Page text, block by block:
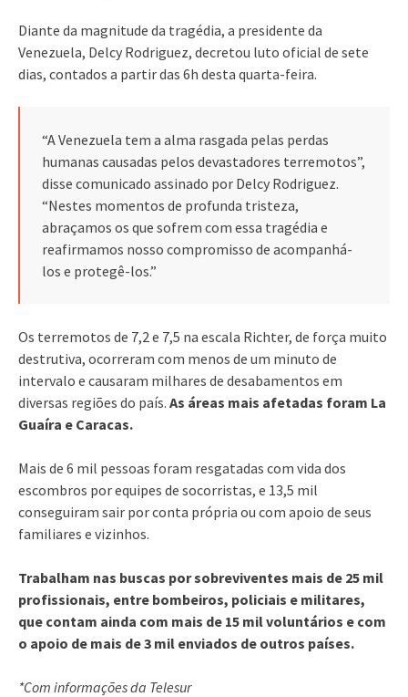
Diante da magnitude da tragédia, a presidente da
Venezuela, Delcy Rodriguez, decretou luto oficial de sete
dias, contados a partir das 6h desta quarta-feira.
“A Venezuela tem a alma rasgada pelas perdas
humanas causadas pelos devastadores terremotos”,
disse comunicado assinado por Delcy Rodriguez.
“Nestes momentos de profunda tristeza,
abraçamos os que sofrem com essa tragédia e
reafirmamos nosso compromisso de acompanhá-
los e protegê-los.”
Os terremotos de 7,2 e 7,5 na escala Richter, de força muito
destrutiva, ocorreram com menos de um minuto de
intervalo e causaram milhares de desabamentos em
diversas regiões do país. As áreas mais afetadas foram La
Guaíra e Caracas.
Mais de 6 mil pessoas foram resgatadas com vida dos
escombros por equipes de socorristas, e 13,5 mil
conseguiram sair por conta própria ou com apoio de seus
familiares e vizinhos.
Trabalham nas buscas por sobreviventes mais de 25 mil
profissionais, entre bombeiros, policiais e militares,
que contam ainda com mais de 15 mil voluntários e com
o apoio de mais de 3 mil enviados de outros países.
*Com informações da Telesur